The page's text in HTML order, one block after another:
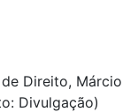
Direito, Márcio
Divulgação)